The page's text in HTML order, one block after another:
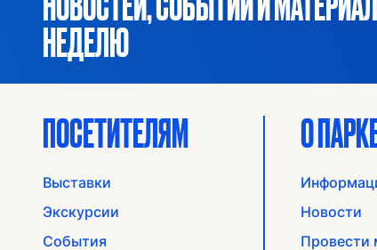
НЕДЕЛЮ
ПОСЕТИТЕЛЯМ
Выставки
Экскурсии
События
О
Новости
Провести